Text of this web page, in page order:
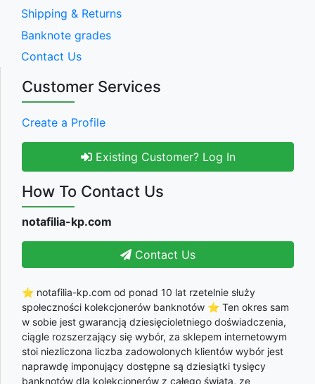
Shipping & Returns
Banknote grades
Contact Us
Customer Services
Create a Profile
Existing Customer? Log In
How To Contact Us
notafilia-kp.com
Contact Us
⭐ notafilia-kp.com od ponad 10 lat rzetelnie służy
społeczności kolekcjonerów banknotów ⭐ Ten okres sam
w sobie jest gwarancją dziesięcioletniego doświadczenia,
ciągle rozszerzający się wybór, za sklepem internetowym
stoi niezliczona liczba zadowolonych klientów wybór jest
naprawdę imponujący dostępne są dziesiątki tysięcy
banknotów dla kolekcjonerów z całego świata, ze